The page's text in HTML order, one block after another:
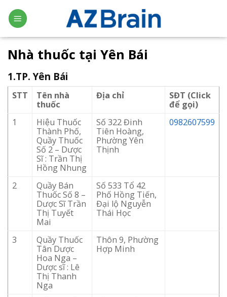
Skip
to
content
Nhà thuốc tại Yên Bái
1.TP. Yên Bái
STT
Tên nhà
thuốc
Địa chỉ
SĐT (Click
để gọi)
1
Hiệu Thuốc
Thành Phố,
Quầy Thuốc
Số 2 – Dược
Sĩ : Trần Thị
Hồng Nhung
Số 322 Đinh
Tiên Hoàng,
Phường Yên
Thịnh
0982607599
2
Quầy Bán
Thuốc Số 8 –
Dược Sĩ Trần
Thị Tuyết
Mai
Số 533 Tổ 42
Phố Hồng Tiến,
Đại lộ Nguyễn
Thái Học
3
Quầy Thuốc
Tân Dược
Hoa Nga –
Dược sĩ : Lê
Thị Thanh
Nga
Thôn 9, Phường
Hợp Minh